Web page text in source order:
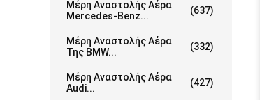
Μέρη Αναστολής Αέρα
Mercedes-Benz...
(637)
Μέρη Αναστολής Αέρα
Της BMW...
(332)
Μέρη Αναστολής Αέρα
Audi...
(427)